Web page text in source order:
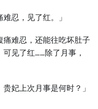
忍，见了红。」
难忍，还能往吃坏肚子
见了红……除了月事，
妃上次月事是何时？」